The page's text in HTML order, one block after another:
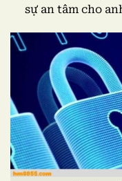
sự an tâm cho